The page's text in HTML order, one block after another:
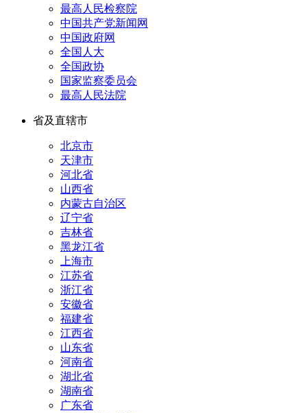
最高人民检察院
中国共产党新闻网
中国政府网
全国人大
全国政协
国家监察委员会
最高人民法院
省及直辖市
北京市
天津市
河北省
山西省
内蒙古自治区
辽宁省
吉林省
黑龙江省
上海市
江苏省
浙江省
安徽省
福建省
江西省
山东省
河南省
湖北省
湖南省
广东省